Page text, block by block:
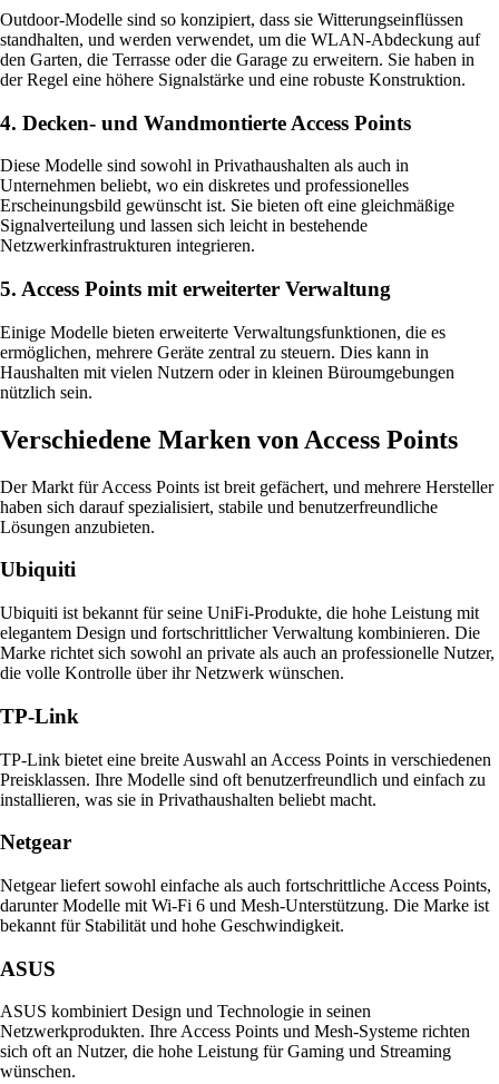
Outdoor-Modelle sind so konzipiert, dass sie Witterungseinflüssen
standhalten, und werden verwendet, um die WLAN-Abdeckung auf
den Garten, die Terrasse oder die Garage zu erweitern. Sie haben in
der Regel eine höhere Signalstärke und eine robuste Konstruktion.
4. Decken- und Wandmontierte Access Points
Diese Modelle sind sowohl in Privathaushalten als auch in
Unternehmen beliebt, wo ein diskretes und professionelles
Erscheinungsbild gewünscht ist. Sie bieten oft eine gleichmäßige
Signalverteilung und lassen sich leicht in bestehende
Netzwerkinfrastrukturen integrieren.
5. Access Points mit erweiterter Verwaltung
Einige Modelle bieten erweiterte Verwaltungsfunktionen, die es
ermöglichen, mehrere Geräte zentral zu steuern. Dies kann in
Haushalten mit vielen Nutzern oder in kleinen Büroumgebungen
nützlich sein.
Verschiedene Marken von Access Points
Der Markt für Access Points ist breit gefächert, und mehrere Hersteller
haben sich darauf spezialisiert, stabile und benutzerfreundliche
Lösungen anzubieten.
Ubiquiti
Ubiquiti ist bekannt für seine UniFi-Produkte, die hohe Leistung mit
elegantem Design und fortschrittlicher Verwaltung kombinieren. Die
Marke richtet sich sowohl an private als auch an professionelle Nutzer,
die volle Kontrolle über ihr Netzwerk wünschen.
TP-Link
TP-Link bietet eine breite Auswahl an Access Points in verschiedenen
Preisklassen. Ihre Modelle sind oft benutzerfreundlich und einfach zu
installieren, was sie in Privathaushalten beliebt macht.
Netgear
Netgear liefert sowohl einfache als auch fortschrittliche Access Points,
darunter Modelle mit Wi-Fi 6 und Mesh-Unterstützung. Die Marke ist
bekannt für Stabilität und hohe Geschwindigkeit.
ASUS
ASUS kombiniert Design und Technologie in seinen
Netzwerkprodukten. Ihre Access Points und Mesh-Systeme richten
sich oft an Nutzer, die hohe Leistung für Gaming und Streaming
wünschen.